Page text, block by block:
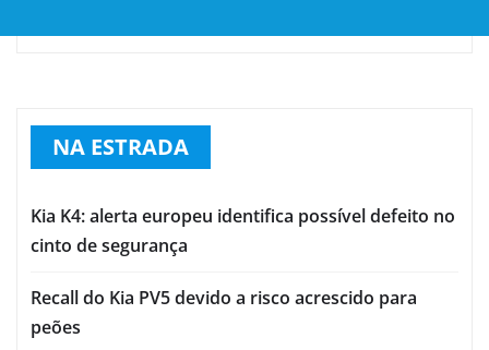
NA ESTRADA
Kia K4: alerta europeu identifica possível defeito no
cinto de segurança
Recall do Kia PV5 devido a risco acrescido para
peões